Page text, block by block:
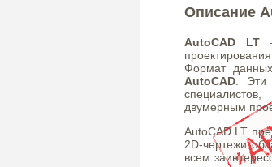
Описание
AutoCAD LT–
Формат
AutoCAD. Эти
двумерным
AutoCAD LT
2D-чертежи
всем